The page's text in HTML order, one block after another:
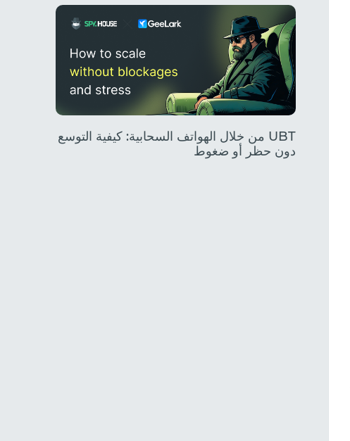
UBT من خلال الهواتف السحابية: كيفية التوسع
دون حظر أو ضغوط